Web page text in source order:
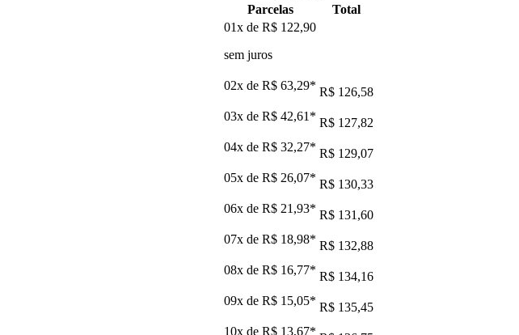
Parcelas
Total
01x de R$ 122,90
sem juros
02x de R$ 63,29* R$ 126,58
03x de R$ 42,61 * R$ 127,82
04x de R$ 32,27* R$ 129,07
05x de R$ 26,07* R$ 130,33
06x de R$ 21,93* R$ 131,60
07x de R$ 18,98* R$ 132,88
08x de R$ 16,77* R$ 134,16
09x de R$ 15,05* R$ 135,45
10x de R$ 13,67*